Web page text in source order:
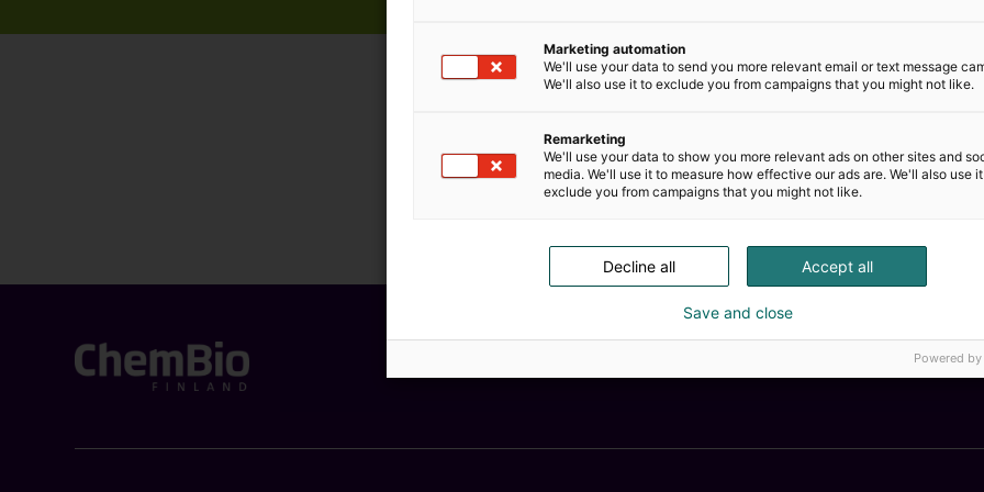
Marketing automation
We'll use your data to send you more relevant email or text message
We'll also use it to exclude you from campaigns that you might not like.
Remarketing
We'll use your data to show you more relevant ads on other sites and
media. We'll use it to measure how effective our ads are. We'll also use
exclude you from campaigns that you might not like.
Accept all
Decline all
Save and close
Powered by